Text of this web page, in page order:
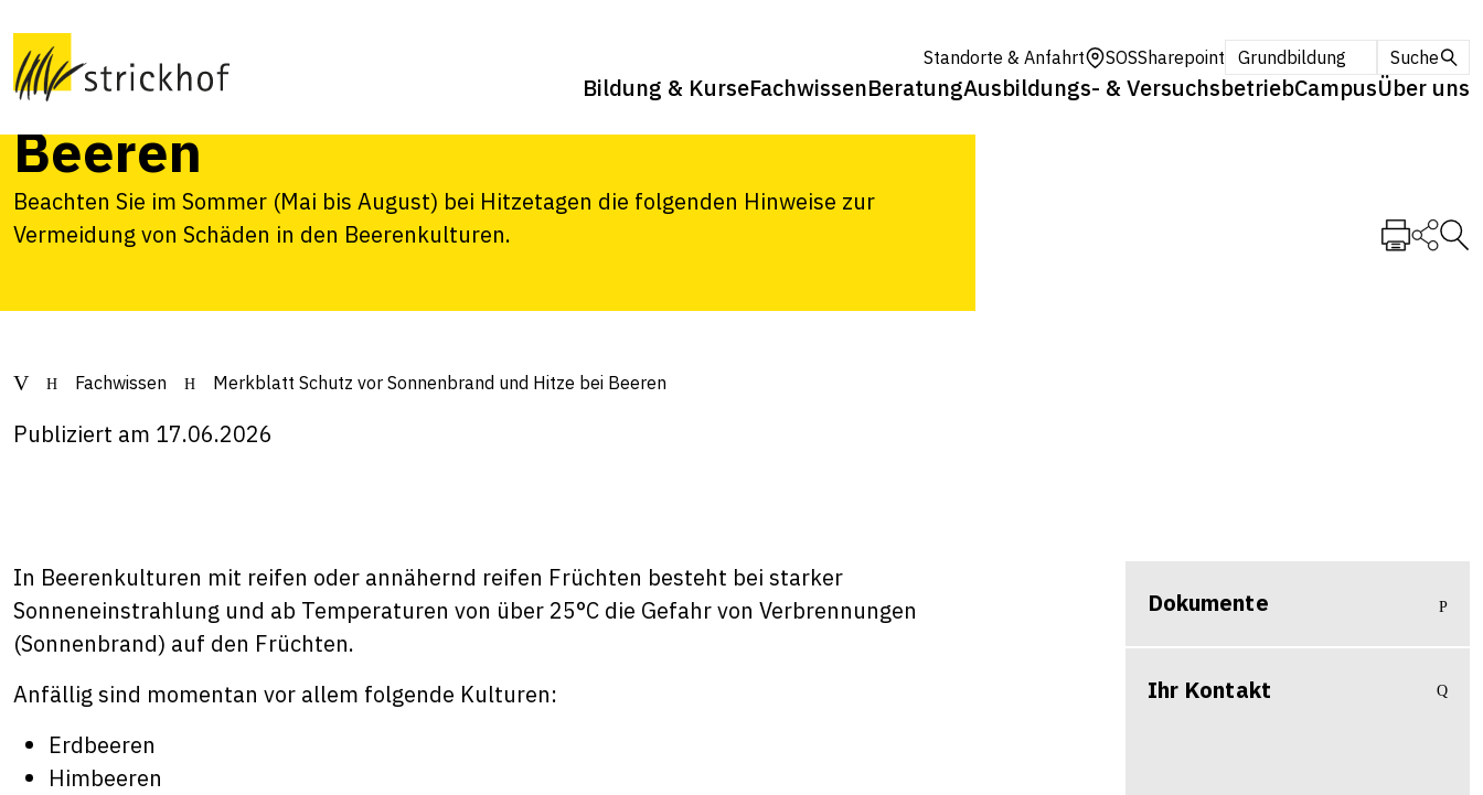
Standorte & Anfahrt SOSSharepoint Grundbildung Suche
Bildung & KurseFachwissenBeratungAusbildungs- & VersuchsbetriebCampusÜber uns
Merkblatt Schutz vor
Sonnenbrand und Hitze bei
Beeren
Beachten Sie im Sommer (Mai bis August) bei Hitzetagen die folgenden Hinweise zur
Vermeidung von Schäden in den Beerenkulturen.
Fachwissen Merkblatt Schutz vor Sonnenbrand und Hitze bei Beeren
Publiziert am 17.06.2026
In Beerenkulturen mit reifen oder annähernd reifen Früchten besteht bei starker
Sonneneinstrahlung und ab Temperaturen von über 25°C die Gefahr von Verbrennungen
(Sonnenbrand) auf den Früchten.
Anfällig sind momentan vor allem folgende Kulturen:
Erdbeeren
Himbeeren
Dokumente
Ihr Kontakt